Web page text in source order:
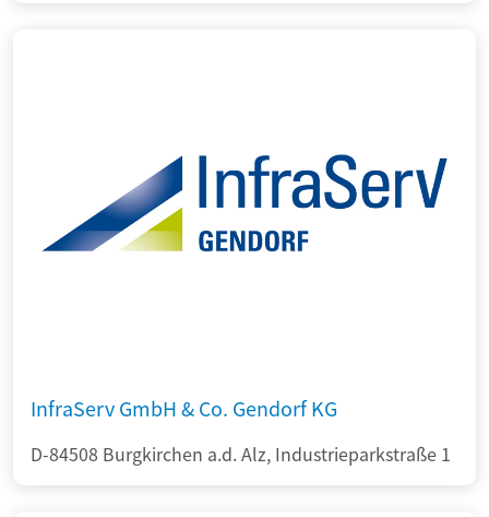
InfraServ GmbH & Co. Gendorf KG
D-84508 Burgkirchen a.d. Alz, Industrieparkstraße 1